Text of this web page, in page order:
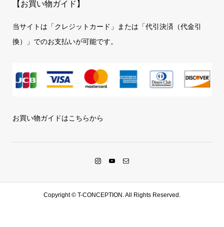
【お買い物ガイド】
当サイトは「クレジットカード」または「代引決済（代金引
換）」でのお支払いが可能です。
お買い物ガイドはこちらから
Copyright © T-CONCEPTION. All Rights Reserved.